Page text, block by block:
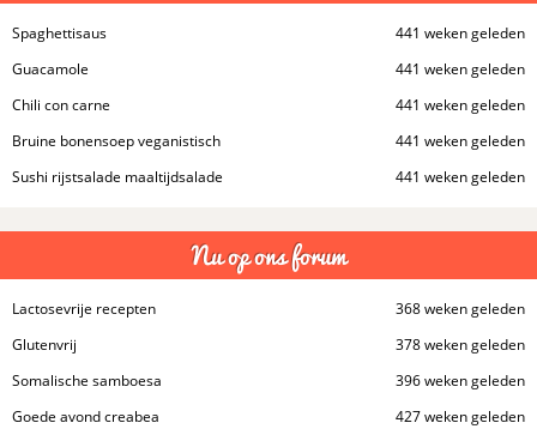
441 weken geleden
Spaghettisaus
441 weken geleden
Guacamole
441 weken geleden
Chili con carne
441 weken geleden
Bruine bonensoep veganistisch
441 weken geleden
Sushi rijstsalade maaltijdsalade
Nu op ons forum
368 weken geleden
Lactosevrije recepten
378 weken geleden
Glutenvrij
396 weken geleden
Somalische samboesa
427 weken geleden
Goede avond creabea